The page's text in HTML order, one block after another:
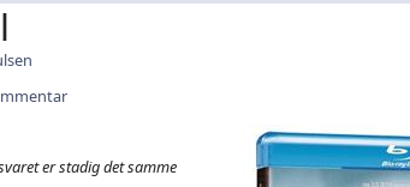
er stadig det samme